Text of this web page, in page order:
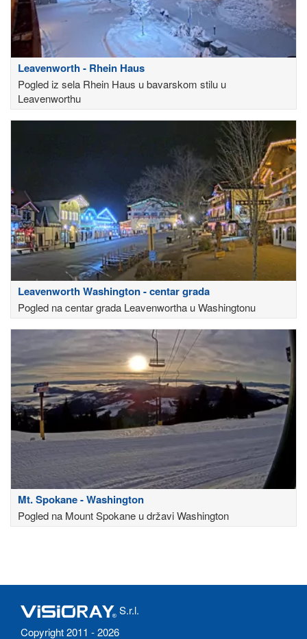
Leavenworth - Rhein Haus
Pogled iz sela Rhein Haus u bavarskom stilu u
Leavenworthu
Leavenworth Washington - centar grada
Pogled na centar grada Leavenwortha u Washingtonu
Mt. Spokane - Washington
Pogled na Mount Spokane u državi Washington
S.r.l.
Copyright 2011 - 2026